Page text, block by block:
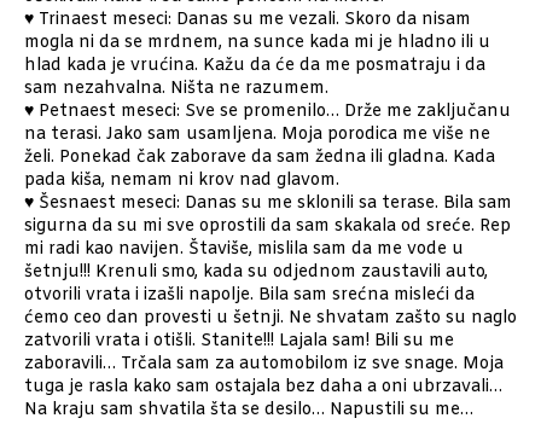
♥ Trinaest meseci: Danas su me vezali. Skoro da nisam
mogla ni da se mrdnem, na sunce kada mi je hladno ili u
hlad kada je vrućina. Kažu da će da me posmatraju i da
sam nezahvalna. Ništa ne razumem.
♥ Petnaest meseci: Sve se promenilo… Drže me zaključanu
na terasi. Jako sam usamljena. Moja porodica me više ne
želi. Ponekad čak zaborave da sam žedna ili gladna. Kada
pada kiša, nemam ni krov nad glavom.
♥ Šesnaest meseci: Danas su me sklonili sa terase. Bila sam
sigurna da su mi sve oprostili da sam skakala od sreće. Rep
mi radi kao navijen. Štaviše, mislila sam da me vode u
šetnju!!! Krenuli smo, kada su odjednom zaustavili auto,
otvorili vrata i izašli napolje. Bila sam srećna misleći da
ćemo ceo dan provesti u šetnji. Ne shvatam zašto su naglo
zatvorili vrata i otišli. Stanite!!! Lajala sam! Bili su me
zaboravili… Trčala sam za automobilom iz sve snage. Moja
tuga je rasla kako sam ostajala bez daha a oni ubrzavali…
Na kraju sam shvatila šta se desilo… Napustili su me…